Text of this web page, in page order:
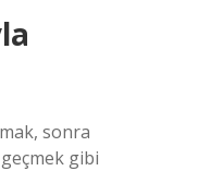
sonra
gibi